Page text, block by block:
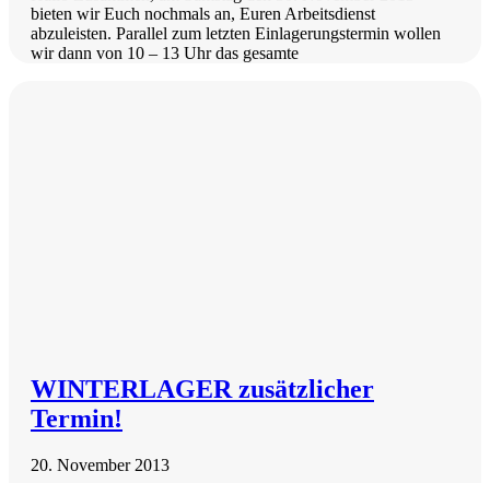
bieten wir Euch nochmals an, Euren Arbeitsdienst
abzuleisten. Parallel zum letzten Einlagerungstermin wollen
wir dann von 10 – 13 Uhr das gesamte
WINTERLAGER zusätzlicher
Termin!
20. November 2013